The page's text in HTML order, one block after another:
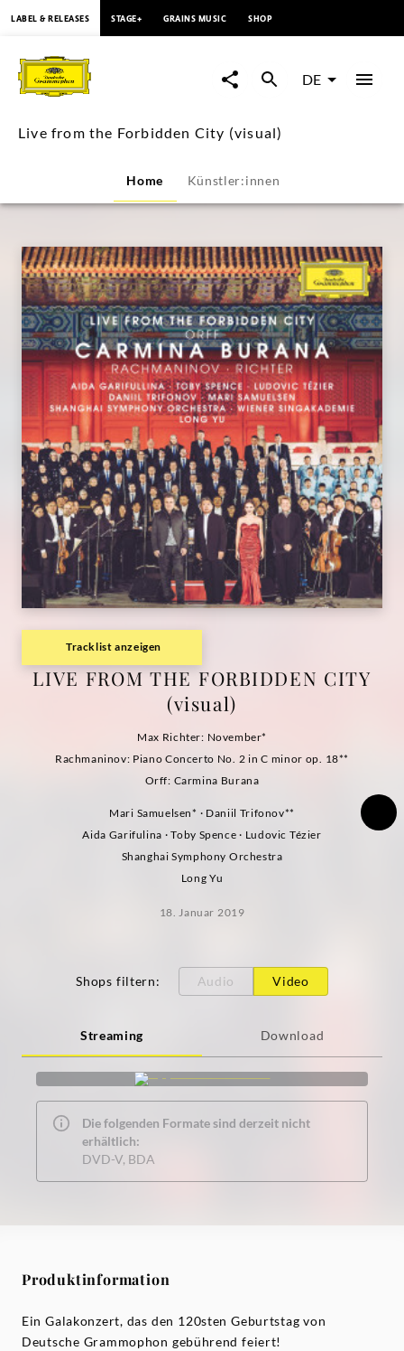
from
the
Forbidden
City
(visual)
Deutsche
Grammophon
LABEL & RELEASES STAGE+ GRAINS MUSIC SHOP
DE
Live from the Forbidden City (visual)
Home Künstler:innen
Tracklist anzeigen
LIVE FROM THE FORBIDDEN CITY
(visual)
Max Richter: November*
Rachmaninov: Piano Concerto No. 2 in C minor op. 18**
Orff: Carmina Burana
Mari Samuelsen* · Daniil Trifonov**
Aida Garifulina · Toby Spence · Ludovic Tézier
Shanghai Symphony Orchestra
Long Yu
18. Januar 2019
Shops filtern: Audio Video
Streaming Download
Die folgenden Formate sind derzeit nicht
erhältlich:
DVD-V, BDA
Produktinformation
Ein Galakonzert, das den 120sten Geburtstag von
Deutsche Grammophon gebührend feiert!